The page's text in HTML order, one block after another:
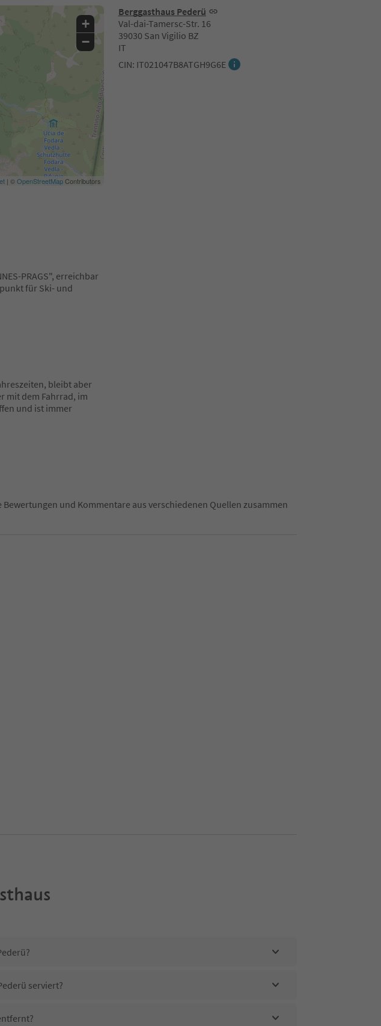
Berggasthaus Pederü
Val-dai-Tamersc-Str. 16
39030 San Vigilio BZ
IT
CIN: IT021047B8ATGH9G6E
+
−
| ©OpenStreetMapContributors
PRAGS", erreichbar
für Ski- und
bleibt aber
mit dem Fahrrad, im
und ist immer
und Kommentare aus verschiedenen Quellen zusammen
serviert?